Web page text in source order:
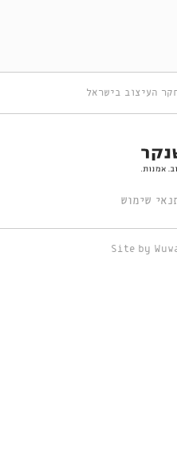
העיצוב בישראל
שימוש
Site by